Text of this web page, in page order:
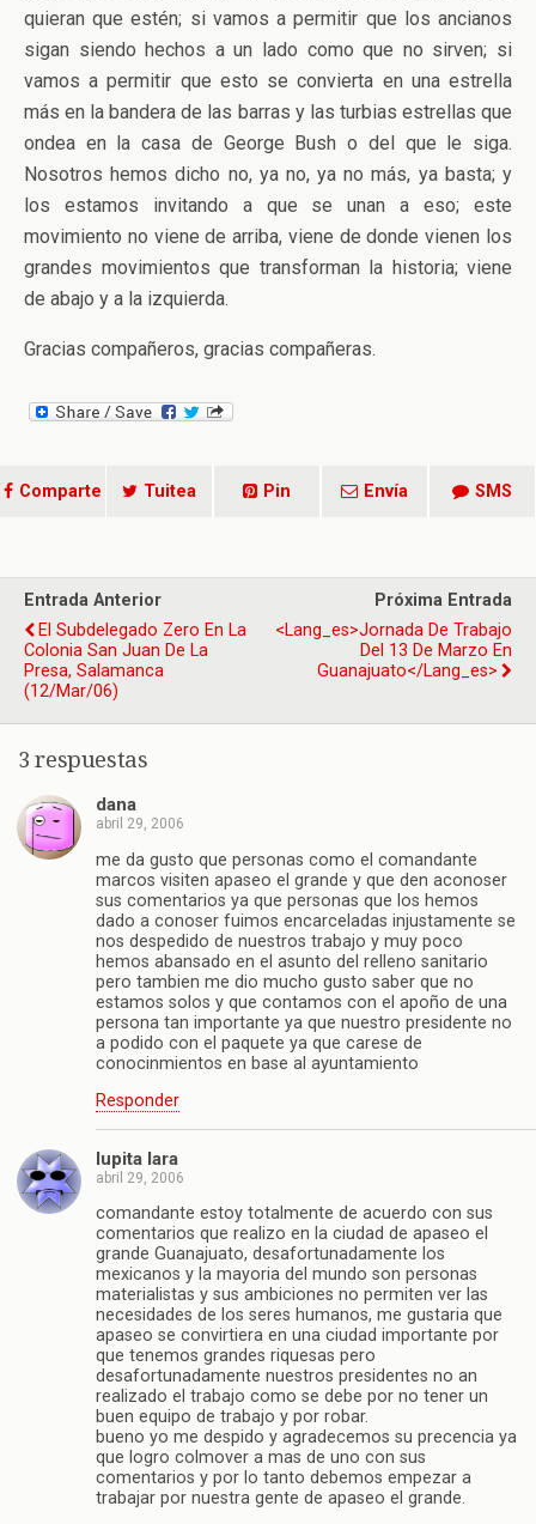
quieran que estén; si vamos a permitir que los ancianos
sigan siendo hechos a un lado como que no sirven; si
vamos a permitir que esto se convierta en una estrella
más en la bandera de las barras y las turbias estrellas que
ondea en la casa de George Bush o del que le siga.
Nosotros hemos dicho no, ya no, ya no más, ya basta; y
los estamos invitando a que se unan a eso; este
movimiento no viene de arriba, viene de donde vienen los
grandes movimientos que transforman la historia; viene
de abajo y a la izquierda.
Gracias compañeros, gracias compañeras.
Comparte Tuitea Pin Envía SMS
Entrada Anterior
El Subdelegado Zero En La
Colonia San Juan De La
Presa, Salamanca
(12/mar/06)
Próxima Entrada
<lang_es>Jornada De Trabajo
Del 13 De Marzo En
Guanajuato</lang_es>
3 respuestas
dana
abril 29, 2006
me da gusto que personas como el comandante
marcos visiten apaseo el grande y que den aconoser
sus comentarios ya que personas que los hemos
dado a conoser fuimos encarceladas injustamente se
nos despedido de nuestros trabajo y muy poco
hemos abansado en el asunto del relleno sanitario
pero tambien me dio mucho gusto saber que no
estamos solos y que contamos con el apoño de una
persona tan importante ya que nuestro presidente no
a podido con el paquete ya que carese de
conocinmientos en base al ayuntamiento
Responder
lupita lara
abril 29, 2006
comandante estoy totalmente de acuerdo con sus
comentarios que realizo en la ciudad de apaseo el
grande Guanajuato, desafortunadamente los
mexicanos y la mayoria del mundo son personas
materialistas y sus ambiciones no permiten ver las
necesidades de los seres humanos, me gustaria que
apaseo se convirtiera en una ciudad importante por
que tenemos grandes riquesas pero
desafortunadamente nuestros presidentes no an
realizado el trabajo como se debe por no tener un
buen equipo de trabajo y por robar.
bueno yo me despido y agradecemos su precencia ya
que logro colmover a mas de uno con sus
comentarios y por lo tanto debemos empezar a
trabajar por nuestra gente de apaseo el grande.